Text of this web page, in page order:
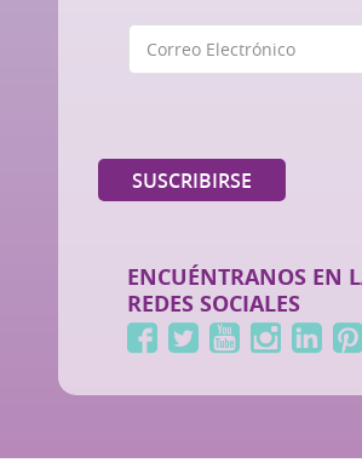
ENCUÉNTRANOS EN
REDES SOCIALES